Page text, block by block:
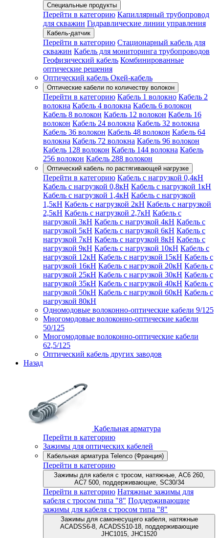
Специальные продукты
Перейти в категорию Капиллярный трубопровод
для скважин Гидравлические линии управления
Кабель-датчик
Перейти в категорию Стационарный кабель для
скважин Кабель для мониторинга трубопроводов
Геофизический кабель Комбинированные
оптические решения
Оптический кабель Окей-кабель
Оптические кабели по количеству волокон
Перейти в категорию Кабель 1 волокно Кабель 2
волокна Кабель 4 волокна Кабель 6 волокон
Кабель 8 волокон Кабель 12 волокон Кабель 16
волокон Кабель 24 волокна Кабель 32 волокна
Кабель 36 волокон Кабель 48 волокон Кабель 64
волокна Кабель 72 волокна Кабель 96 волокон
Кабель 128 волокон Кабель 144 волокна Кабель
256 волокон Кабель 288 волокон
Оптический кабель по растягивающей нагрузке
Перейти в категорию Кабель с нагрузкой 0,4кН
Кабель с нагрузкой 0,8кН Кабель с нагрузкой 1кН
Кабель с нагрузкой 1,4кН Кабель с нагрузкой
1,5кН Кабель с нагрузкой 2кН Кабель с нагрузкой
2,5кН Кабель с нагрузкой 2,7кН Кабель с
нагрузкой 3кН Кабель с нагрузкой 4кН Кабель с
нагрузкой 5кН Кабель с нагрузкой 6кН Кабель с
нагрузкой 7кН Кабель с нагрузкой 8кН Кабель с
нагрузкой 9кН Кабель с нагрузкой 10кН Кабель с
нагрузкой 12кН Кабель с нагрузкой 15кН Кабель с
нагрузкой 16кН Кабель с нагрузкой 20кН Кабель с
нагрузкой 25кН Кабель с нагрузкой 30кН Кабель с
нагрузкой 35кН Кабель с нагрузкой 40кН Кабель с
нагрузкой 50кН Кабель с нагрузкой 60кН Кабель с
нагрузкой 80кН
Одномодовые волоконно-оптические кабели 9/125
Многомодовые волоконно-оптические кабели
50/125
Многомодовые волоконно-оптические кабели
62,5/125
Оптический кабель других заводов
Назад
Кабельная арматура
Перейти в категорию
Зажимы для оптических кабелей
Кабельная арматура Telenco (Франция)
Перейти в категорию
Зажимы для кабеля с тросом, натяжные, AC6 260,
AC7 500, поддерживающие, SC30/34
Перейти в категорию Натяжные зажимы для
кабеля с тросом типа "8" Поддерживающие
зажимы для кабеля с тросом типа "8"
Зажимы для самонесущего кабеля, натяжные
ACADSS6-8, ACADSS10-18, поддерживающие
JHC1015, JHC1520